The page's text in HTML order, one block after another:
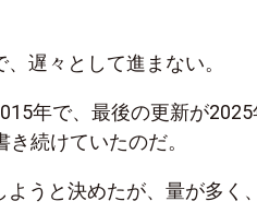
遅々として進まない。
年で、最後の更新が2025
続けていたのだ。
うと決めたが、量が多く